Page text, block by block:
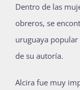
Dentro de las
obreros, se
uruguaya
de su autoría.
Alcira fue muy